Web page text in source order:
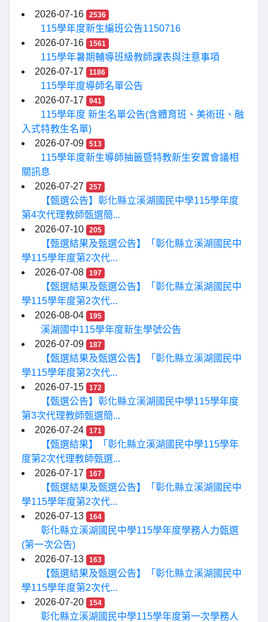
2026-07-16 2536
115學年度新生編班公告1150716
2026-07-16
1561
115學年暑期輔導班級教師課表與注意事項
2026-07-17
1186
115學年度導師名單公告
2026-07-17
941
115學年度 新生名單公告(含體育班、美術班、融
入式特教生名單)
2026-07-09
513
115學年度新生導師抽籤暨特教新生安置會議相
關訊息
2026-07-27
257
【甄選公告】彰化縣立溪湖國民中學115學年度
第4次代理教師甄選簡...
2026-07-10
205
【甄選結果及甄選公告】「彰化縣立溪湖國民中
學115學年度第2次代...
2026-07-08
197
【甄選結果及甄選公告】「彰化縣立溪湖國民中
學115學年度第2次代...
2026-08-04
195
溪湖國中115學年度新生學號公告
2026-07-09
187
【甄選結果及甄選公告】「彰化縣立溪湖國民中
學115學年度第2次代...
2026-07-15
172
【甄選公告】彰化縣立溪湖國民中學115學年度
第3次代理教師甄選簡...
2026-07-24
171
【甄選結果】「彰化縣立溪湖國民中學115學年
度第2次代理教師甄選...
2026-07-17
167
【甄選結果及甄選公告】「彰化縣立溪湖國民中
學115學年度第2次代...
2026-07-13
164
彰化縣立溪湖國民中學115學年度學務人力甄選
(第一次公告)
2026-07-13
163
【甄選結果及甄選公告】「彰化縣立溪湖國民中
學115學年度第2次代...
2026-07-20
154
彰化縣立溪湖國民中學115學年度第一次學務人